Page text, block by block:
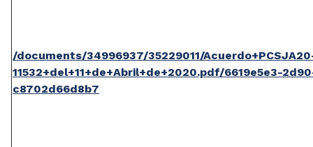
/documents/34996937/35229011/
11532+del+11+de+Abril+de+2020.pdf/6619e5e3-
c8702d66d8b7